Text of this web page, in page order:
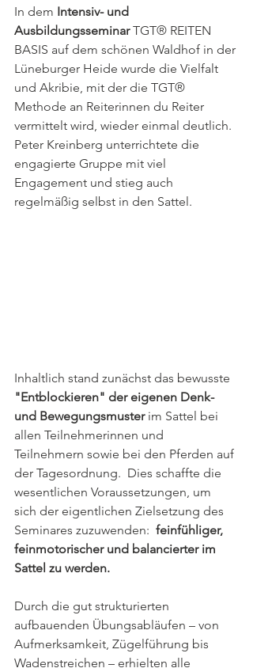
In dem Intensiv- und
Ausbildungsseminar TGT® REITEN
BASIS auf dem schönen Waldhof in der
Lüneburger Heide wurde die Vielfalt
und Akribie, mit der die TGT®
Methode an Reiterinnen du Reiter
vermittelt wird, wieder einmal deutlich.
Peter Kreinberg unterrichtete die
engagierte Gruppe mit viel
Engagement und stieg auch
regelmäßig selbst in den Sattel.
Inhaltlich stand zunächst das bewusste
"Entblockieren" der eigenen Denk-
und Bewegungsmuster im Sattel bei
allen Teilnehmerinnen und
Teilnehmern sowie bei den Pferden auf
der Tagesordnung.  Dies schaffte die
wesentlichen Voraussetzungen, um
sich der eigentlichen Zielsetzung des
Seminares zuzuwenden: feinfühliger,
feinmotorischer und balancierter im
Sattel zu werden.
Durch die gut strukturierten
aufbauenden Übungsabläufen – von
Aufmerksamkeit, Zügelführung bis
Wadenstreichen – erhielten alle